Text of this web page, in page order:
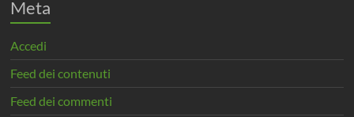
Meta
Accedi
Feed dei contenuti
Feed dei commenti